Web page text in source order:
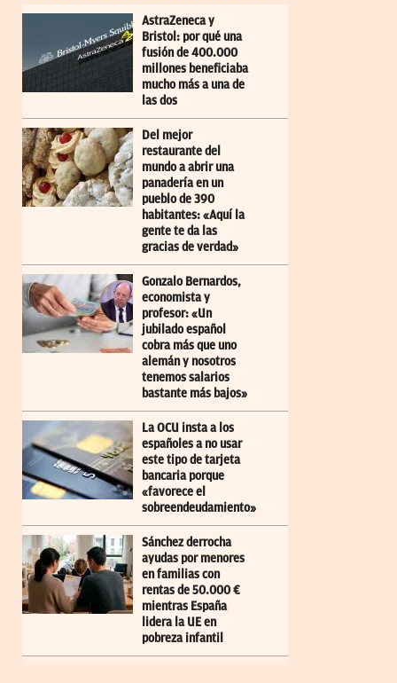
AstraZeneca y
Bristol: por qué una
fusión de 400.000
millones beneficiaba
mucho más a una de
las dos
Del mejor
restaurante del
mundo a abrir una
panadería en un
pueblo de 390
habitantes: «Aquí la
gente te da las
gracias de verdad»
Gonzalo Bernardos,
economista y
profesor: «Un
jubilado español
cobra más que uno
alemán y nosotros
tenemos salarios
bastante más bajos»
La OCU insta a los
españoles a no usar
este tipo de tarjeta
bancaria porque
«favorece el
sobreendeudamiento»
Sánchez derrocha
ayudas por menores
en familias con
rentas de 50.000 €
mientras España
lidera la UE en
pobreza infantil